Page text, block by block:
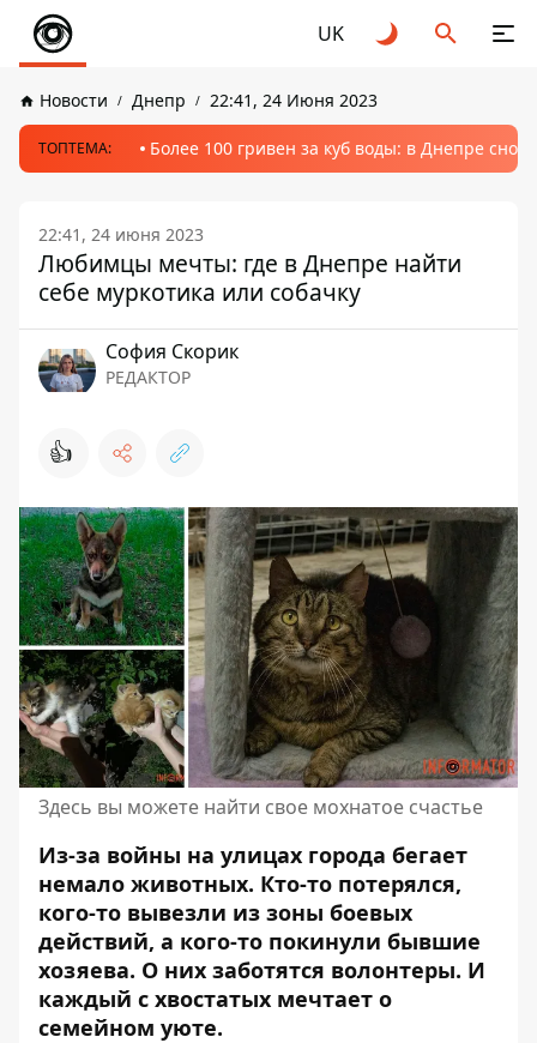
UK
Новости Днепр 22:41, 24 Июня 2023
ТОПТЕМА: Более 100 гривен за куб воды: в Днепре
22:41, 24 июня 2023
Любимцы мечты: где в Днепре найти
себе муркотика или собачку
София Скорик
РЕДАКТОР
👍
Здесь вы можете найти свое мохнатое счастье
Из-за войны на улицах города бегает
немало животных. Кто-то потерялся,
кого-то вывезли из зоны боевых
действий, а кого-то покинули бывшие
хозяева. О них заботятся волонтеры. И
каждый с хвостатых мечтает о
семейном уюте.